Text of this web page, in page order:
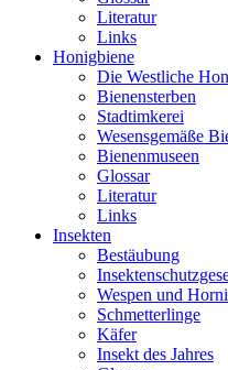
Literatur
Links
Honigbiene
Die Westliche
Bienensterben
Stadtimkerei
Wesensgemäße
Bienenmuseen
Glossar
Literatur
Links
Insekten
Bestäubung
Wespen und
Schmetterlinge
Käfer
Insekt des Jahres